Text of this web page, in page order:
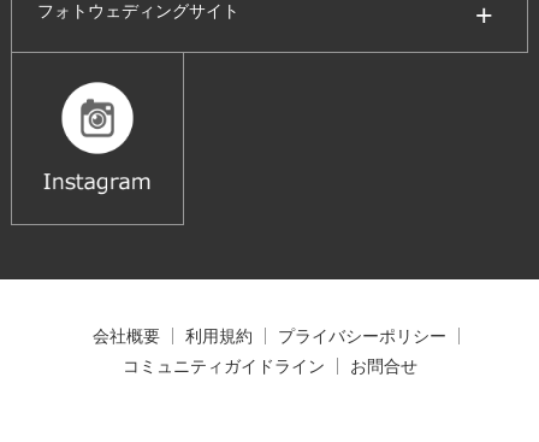
フォトウェディングサイト
会社概要 利用規約
プライバシーポリシー
コミュニティガイドライン
お問合せ